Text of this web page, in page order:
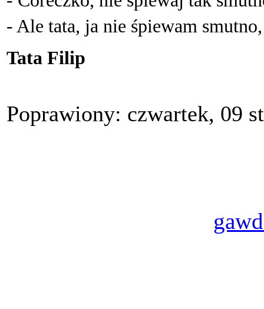
- Ale tata, ja nie śpiewam
Tata Filip
Poprawiony: czwartek, 09